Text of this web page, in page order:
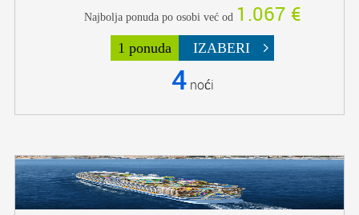
4noći
Najbolja ponuda po osobi već od 1.067 €
1 ponuda IZABERI